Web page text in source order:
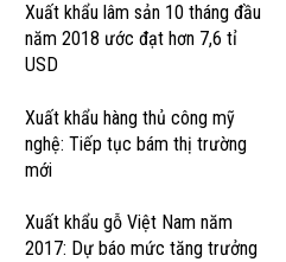
Xuất khẩu lâm sản 10 tháng đầu
năm 2018 ước đạt hơn 7,6 tỉ
USD
Xuất khẩu hàng thủ công mỹ
nghệ: Tiếp tục bám thị trường
mới
Xuất khẩu gỗ Việt Nam năm
2017: Dự báo mức tăng trưởng